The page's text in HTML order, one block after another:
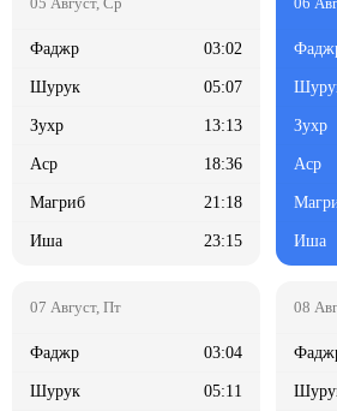
03:02
05:07
13:13
18:36
21:18
23:15
03:04
05:11